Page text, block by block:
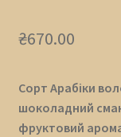
₴670.00
Сорт Арабіки
шоколадний смак
фруктовий